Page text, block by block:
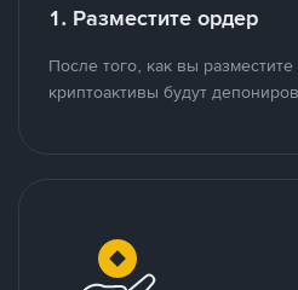
1. Разместите ордер
После того, как вы
криптоактивы будут